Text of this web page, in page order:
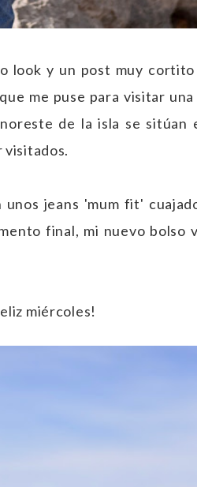
look y un post muy cortito
me puse para visitar una
de la isla se sitúan
visitados.
jeans 'mum fit'
final, mi nuevo bolso
miércoles!